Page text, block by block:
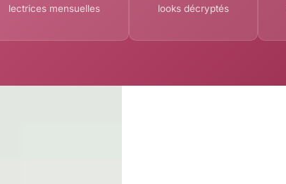
lectrices mensuelles looks décryptés